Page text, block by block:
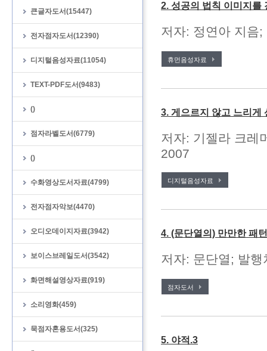
큰글자도서(15447)
전자점자도서(12390)
디지털음성자료(11054)
TEXT-PDF도서(9483)
()
점자라벨도서(6779)
()
수화영상도서자료(4799)
전자점자악보(4470)
오디오데이지자료(3942)
보이스브레일도서(3542)
화면해설영상자료(919)
소리영화(459)
묵점자혼용도서(325)
2. 성공의 법칙 이미지를
저자: 정연아 지음
휴먼음성자료
3. 게으르지 않고 느리게
저자: 기젤라 크레
2007
디지털음성자료
4. (문단열의) 만만한 패
저자: 문단열; 발
점자도서
5. 야적.3